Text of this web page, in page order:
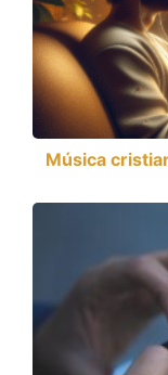
Música